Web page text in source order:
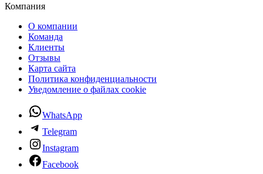
Компания
О компании
Команда
Клиенты
Отзывы
Карта сайта
Политика конфиденциальности
Уведомление о файлах cookie
WhatsApp
Telegram
Instagram
Facebook